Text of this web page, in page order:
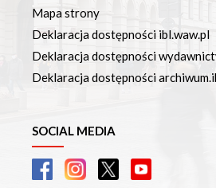
Mapa strony
Deklaracja dostępności ibl.waw.pl
Deklaracja dostępności
Deklaracja dostępności
SOCIAL MEDIA